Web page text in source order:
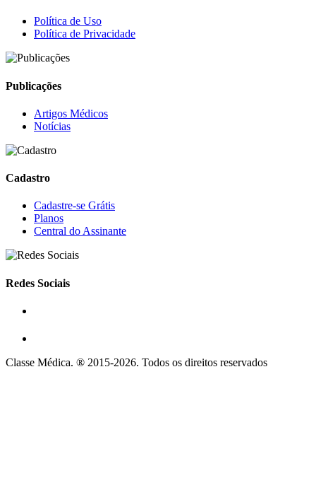
Política de Uso
Política de Privacidade
Publicações
Artigos Médicos
Notícias
Cadastro
Cadastre-se Grátis
Planos
Central do Assinante
Redes Sociais
Classe Médica. ® 2015-2026. Todos os direitos reservados